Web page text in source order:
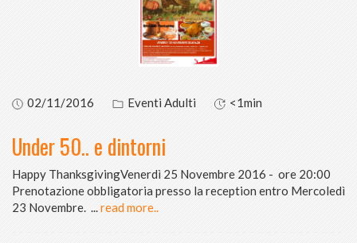
02/11/2016 Eventi Adulti <1min
Under 50.. e dintorni
Happy ThanksgivingVenerdì 25 Novembre 2016 - ore 20:00
Prenotazione obbligatoria presso la reception entro Mercoledì
...read more..